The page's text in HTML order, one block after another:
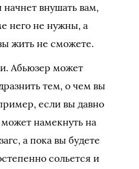
внушать вам,
него не нужны, а
жить не сможете.
Абьюзер может
тем, о чем вы
если вы давно
намекнуть на
а пока вы будете
сольется и